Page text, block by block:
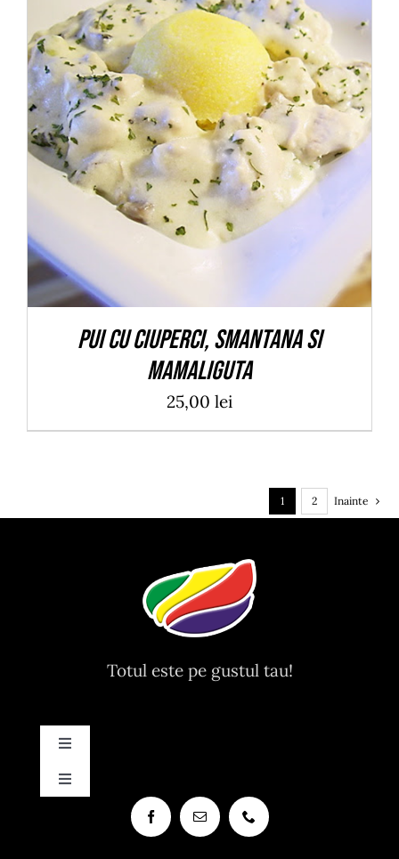
ADAUGĂ ÎN COȘ / DETALII
Pui cu ciuperci, smantana si
mamaliguta
25,00 lei
1 2 Inainte
Totul este pe gustul tau!
Toggle
Navigation
ContactToggle